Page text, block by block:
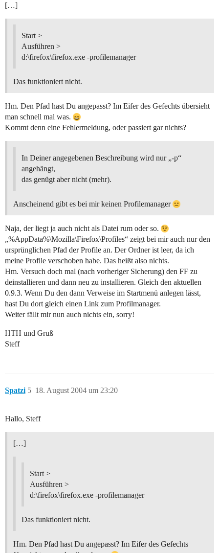
[…]
Start >
Ausführen >
d:\firefox\firefox.exe -profilemanager
Das funktioniert nicht.
Hm. Den Pfad hast Du angepasst? Im Eifer des Gefechts übersieht
man schnell mal was.
Kommt denn eine Fehlermeldung, oder passiert gar nichts?
In Deiner angegebenen Beschreibung wird nur „-p“
angehängt,
das genügt aber nicht (mehr).
Anscheinend gibt es bei mir keinen Profilemanager
Naja, der liegt ja auch nicht als Datei rum oder so.
„%AppData%\Mozilla\Firefox\Profiles“ zeigt bei mir auch nur den
ursprünglichen Pfad der Profile an. Der Ordner ist leer, da ich
meine Profile verschoben habe. Das heißt also nichts.
Hm. Versuch doch mal (nach vorheriger Sicherung) den FF zu
deinstallieren und dann neu zu installieren. Gleich den aktuellen
0.9.3. Wenn Du den dann Verweise im Startmenü anlegen lässt,
hast Du dort gleich einen Link zum Profilmanager.
Weiter fällt mir nun auch nichts ein, sorry!
HTH und Gruß
Steff
Spatzi 18. August 2004 um 23:20
5
Hallo, Steff
[…]
Start >
Ausführen >
d:\firefox\firefox.exe -profilemanager
Das funktioniert nicht.
Hm. Den Pfad hast Du angepasst? Im Eifer des Gefechts